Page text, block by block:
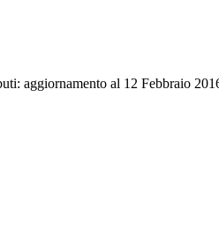
aggiornamento al 12 Febbraio